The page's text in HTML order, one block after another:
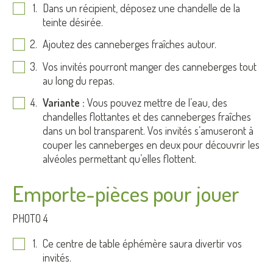
Dans un récipient, déposez une chandelle de la
teinte désirée.
Ajoutez des canneberges fraîches autour.
Vos invités pourront manger des canneberges tout
au long du repas.
Variante : Vous pouvez mettre de l’eau, des
chandelles flottantes et des canneberges fraîches
dans un bol transparent. Vos invités s’amuseront à
couper les canneberges en deux pour découvrir les
alvéoles permettant qu’elles flottent.
Emporte-pièces pour jouer
PHOTO 4
Ce centre de table éphémère saura divertir vos
invités.